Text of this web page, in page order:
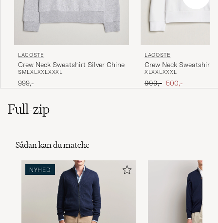
LACOSTE
Crew Neck Sweatshirt Silver Chine
SMLXLXXLXXXL
999,-
LACOSTE
Crew Neck Sweatshirt
XLXXLXXXL
Ordinary pris
999,- Nedsat pris
500,-
Full-zip
Sådan kan du matche
NYHED